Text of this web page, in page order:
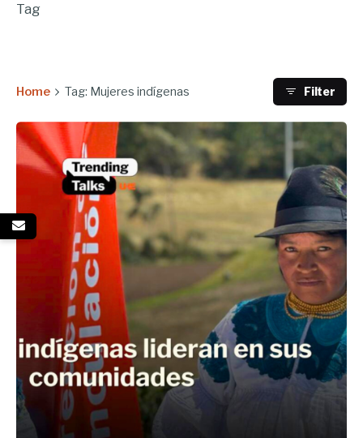
Tag
Home Tag: Mujeres indígenas Filter
Enviado por
UHE